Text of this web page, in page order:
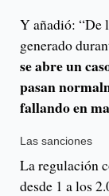
Y añadió: “De
generado
se abre un
pasan
fallando en
Las sanciones
La regulación
desde 1 a los